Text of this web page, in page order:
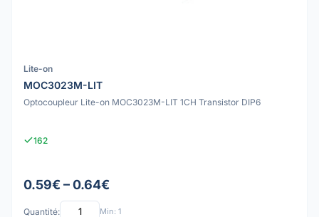
Lite-on
MOC3023M-LIT
Optocoupleur Lite-on MOC3023M-LIT 1CH Transistor DIP6
162
0.59€ – 0.64€
Quantité: Min: 1